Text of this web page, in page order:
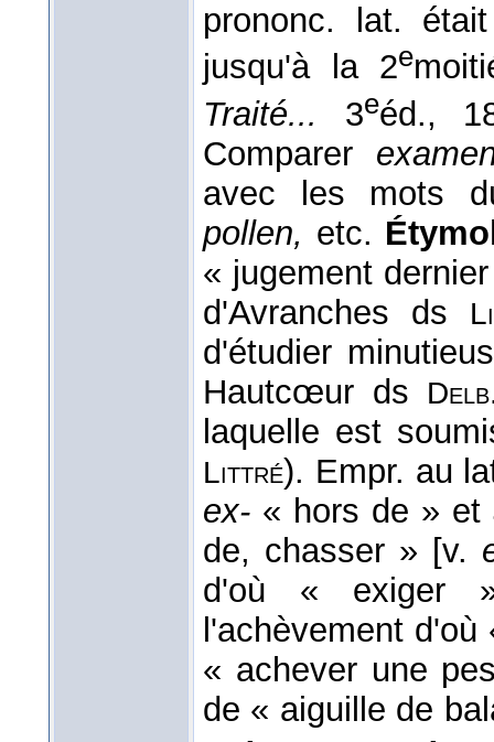
prononc. lat.
jusqu'à la 2e
Traité...
3eéd.,
Comparer
avec les mots
pollen, etc.
« jugement
d'Avranches ds
d'étudier
Hautcœur ds
laquelle est
Littré). Empr. au
ex- « hors de » et
de, chasser » [v.
d'où «
l'achèvement
« achever une
de « aiguille de